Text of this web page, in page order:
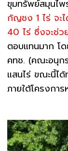
ขุมทรัพย์สมุนไพ
กัญชง 1 ไร่ จะ
40 ไร่ ซึ่งจะช่ว
ตอบแทนมาก โด
คทช. (คณะอนุก
แสนไร่ ขณะนี้ไ
ภายใต้โครงกา